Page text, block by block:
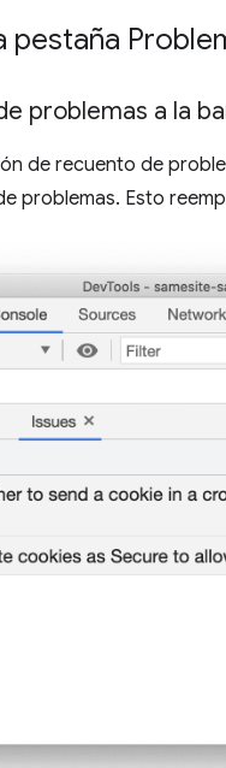
pestaña
problemas a la
de recuento de
problemas. Esto